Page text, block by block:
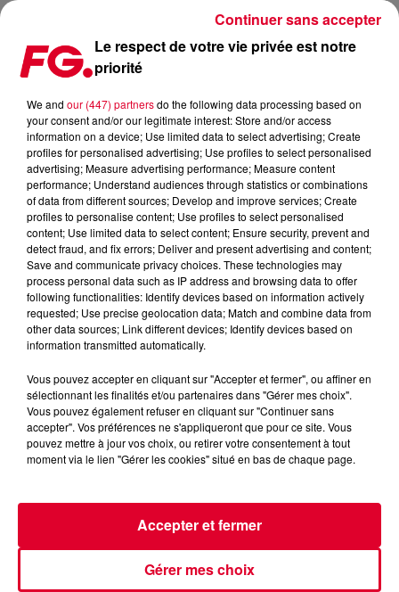
FG MIX DANCE : FEDDE LE GRAND
Le respect de votre vie privée est notre
priorité
We and our (447) partnersdo the following data processing based on
your consent and/or our legitimate interest: Store and/or access
information on a device; Use limited data to select advertising; Create
profiles for personalised advertising; Use profiles to select personalised
advertising; Measure advertising performance; Measure content
performance; Understand audiences through statistics or combinations
of data from different sources; Develop and improve services; Create
profiles to personalise content; Use profiles to select personalised
content; Use limited data to select content; Ensure security, prevent and
detect fraud, and fix errors; Deliver and present advertising and content;
Save and communicate privacy choices. These technologies may
process personal data such as IP address and browsing data to offer
following functionalities: Identify devices based on information actively
requested; Use precise geolocation data; Match and combine data from
other data sources; Link different devices; Identify devices based on
information transmitted automatically.
Vous pouvez accepter en cliquant sur "Accepter et fermer", ou affiner en
sélectionnant les finalités et/ou partenaires dans "Gérer mes choix".
Vous pouvez également refuser en cliquant sur "Continuer sans
accepter". Vos préférences ne s'appliqueront que pour ce site. Vous
pouvez mettre à jour vos choix, ou retirer votre consentement à tout
moment via le lien "Gérer les cookies" situé en bas de chaque page.
Gérer mes choix
Accepter et fermer
Continuer sans accepter